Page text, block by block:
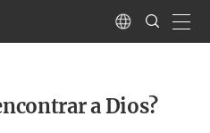
Language
Search
Submit
a Dios?